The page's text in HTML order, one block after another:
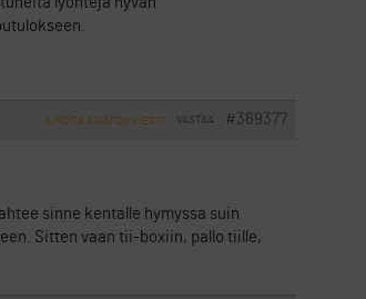
#369377
VASTAA
ILMOITA ASIATON VIESTI
sinne kentalle hymyssa suin
Sitten vaan tii-boxiin, pallo tiille,